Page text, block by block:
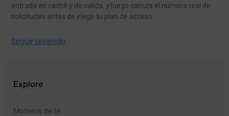
entrada en caché y de salida, y luego calcula el número real de
solicitudes antes de elegir tu plan de acceso.
Seguir Leyendo
Explore
Modelos de IA